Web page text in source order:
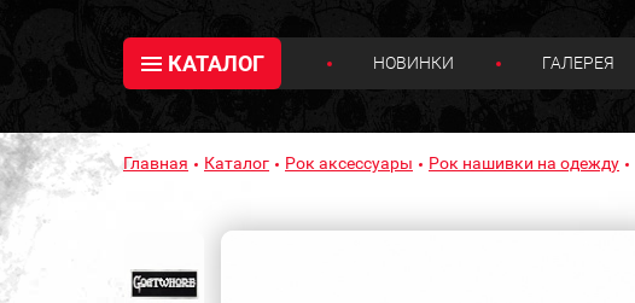
КАТАЛОГ НОВИНКИ ГАЛЕРЕЯ
Главная Каталог Рок аксессуары Рок нашивки на одежду